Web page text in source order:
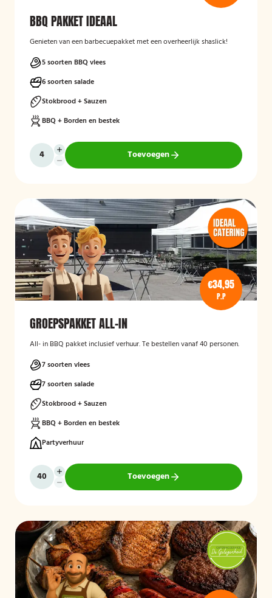
BBQ PAKKET IDEAAL
Genieten van een barbecuepakket met een overheerlijk shaslick!
5 soorten BBQ vlees
6 soorten salade
Stokbrood + Sauzen
BBQ + Borden en bestek
Toevoegen
€34,95
P.P
GROEPSPAKKET ALL-IN
All- in BBQ pakket inclusief verhuur. Te bestellen vanaf 40 personen.
7 soorten vlees
7 soorten salade
Stokbrood + Sauzen
BBQ + Borden en bestek
Partyverhuur
Toevoegen